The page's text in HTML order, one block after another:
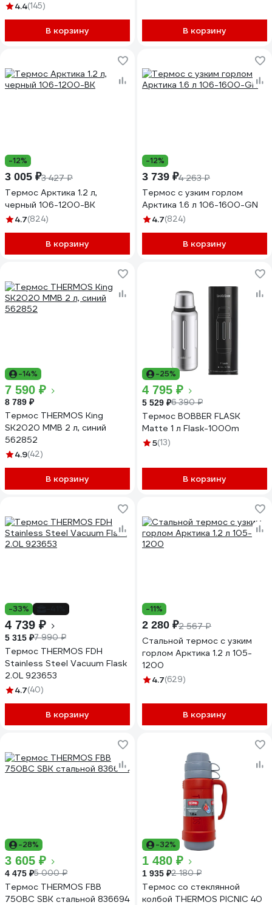
4.4(145)
В корзину В корзину
-12%
3 005 ₽3 427 ₽
Термос Арктика 1.2 л,
черный 106-1200-BK
4.7(824)
В корзину
-12%
3 739 ₽4 263 ₽
Термос с узким горлом
Арктика 1.6 л 106-1600-GN
4.7(824)
В корзину
-14%
7 590 ₽
8 789 ₽
Термос THERMOS King
SK2020 MMB 2 л, синий
562852
4.9(42)
В корзину
-25%
4 795 ₽
5 529 ₽6 390 ₽
Термос BOBBER FLASK
Matte 1 л Flask-1000m
5(13)
В корзину
-33%
4 739 ₽
5 315 ₽7 990 ₽
Термос THERMOS FDH
Stainless Steel Vacuum Flask
2.0L 923653
4.7(40)
В корзину
-11%
2 280 ₽2 567 ₽
Стальной термос с узким
горлом Арктика 1.2 л 105-
1200
4.7(629)
В корзину
-28%
3 605 ₽
4 475 ₽5 000 ₽
Термос THERMOS FBB
750BC SBK стальной 836694
-32%
1 480 ₽
1 935 ₽2 180 ₽
Термос со стеклянной
колбой THERMOS PICNIC 40